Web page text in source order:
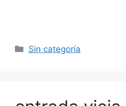
Categorías
Sin categoría